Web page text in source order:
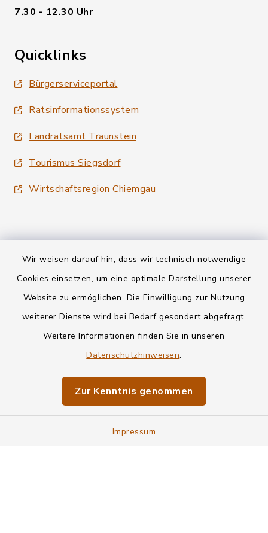
Wir weisen darauf hin, dass wir technisch notwendige
Cookies einsetzen, um eine optimale Darstellung unserer
Website zu ermöglichen. Die Einwilligung zur Nutzung
weiterer Dienste wird bei Bedarf gesondert abgefragt.
Weitere Informationen finden Sie in unseren
Datenschutzhinweisen.
Zur Kenntnis genommen
Impressum
7.30 - 12.30 Uhr
Quicklinks
Bürgerserviceportal
Ratsinformationssystem
Landratsamt Traunstein
Tourismus Siegsdorf
Wirtschaftsregion Chiemgau
Kontakt
Informationspflichten
Impressum
Sitemap